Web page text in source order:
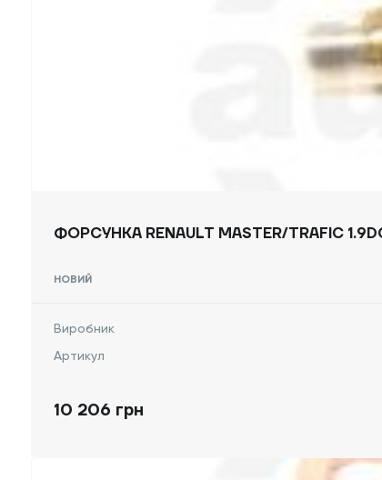
ФОРСУНКА RENAULT MASTER/TRAFIC
НОВИЙ
Виробник
Артикул
10 206 грн